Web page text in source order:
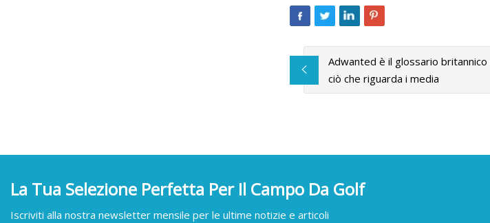
Adwanted è il glossario
ciò che riguarda i media
La Tua Selezione Perfetta Per Il Campo Da Golf
Iscriviti alla nostra newsletter mensile per le ultime notizie e articoli